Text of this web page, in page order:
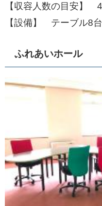
【収容人数の目安】
【設備】 テーブル8
ふれあいホール